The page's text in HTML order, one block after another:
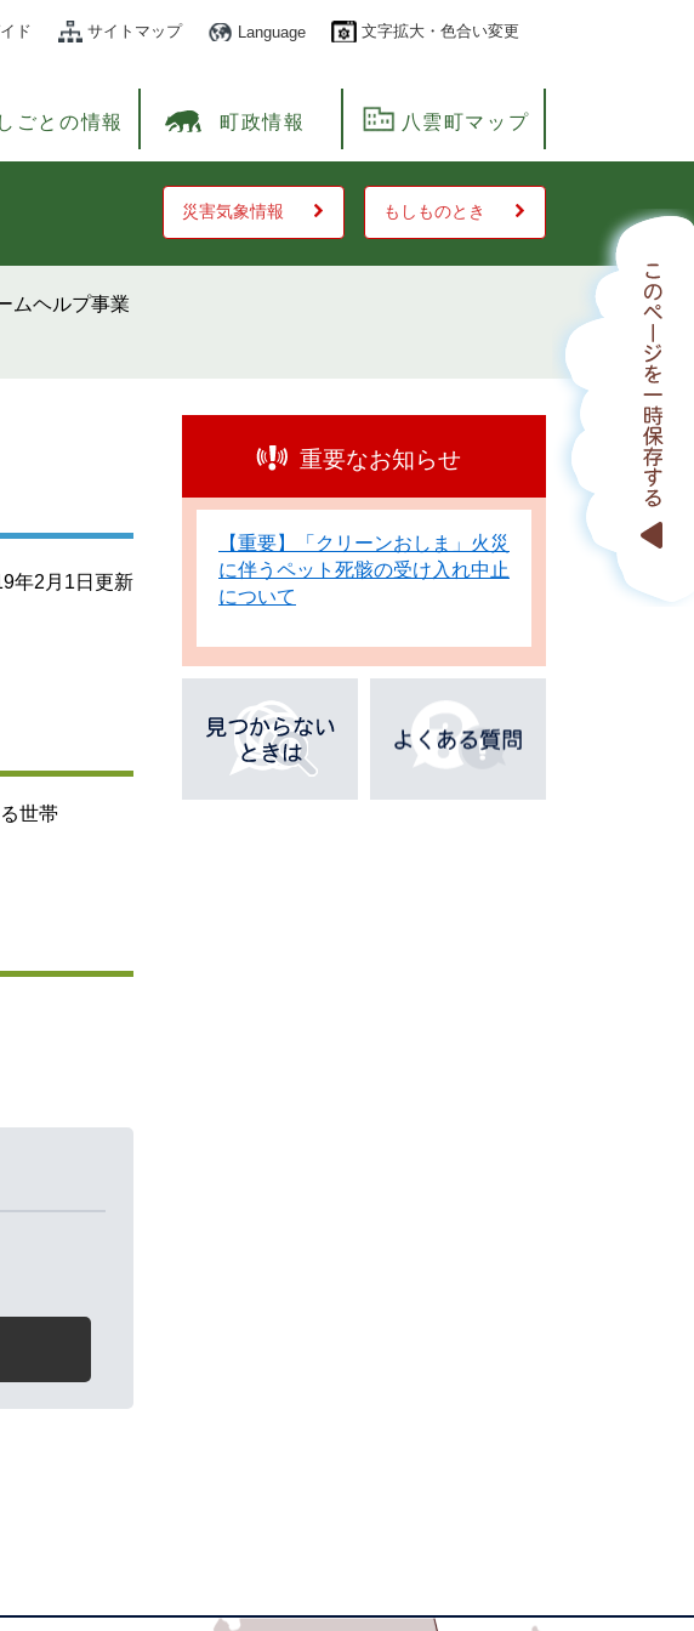
ド サイトマップ Language 文字拡大・色合い変更
しごとの情報 町政情報 八雲町マップ
災害気象情報 もしものとき
ムヘルプ事業
年2月1日更新
世帯
重要なお知らせ
【重要】「クリーンおしま」火災
に伴うペット死骸の受け入れ中止
について